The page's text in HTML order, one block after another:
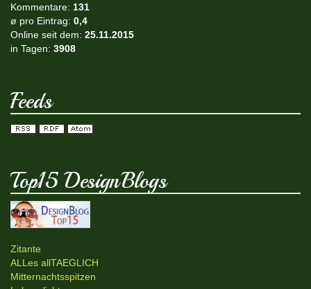
Kommentare: 131
ø pro Eintrag: 0,4
Online seit dem: 25.11.2015
in Tagen: 3908
Feeds
Top15 DesignBlogs
Zitante
ALLes allTAEGLICH
Mitternachtsspitzen